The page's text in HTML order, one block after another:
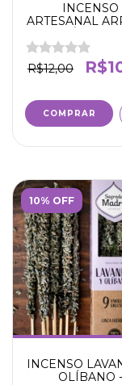
INCENSO
ARTESANAL
AFASTA
NEGATIVA -
LUA
R$12,00
10% OFF
INCENSO
OLÍBANO -